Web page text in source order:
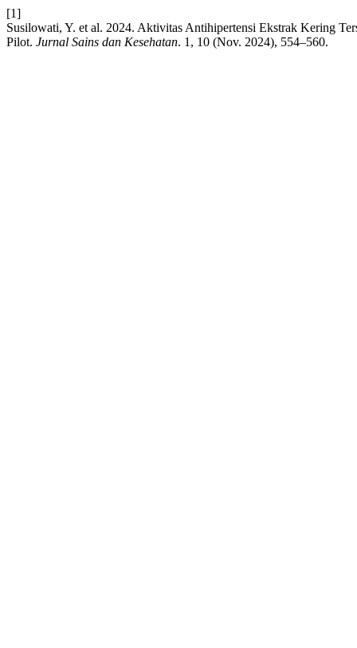
[1]
Susilowati, Y. et al. 2024. Aktivitas Antihipertensi Ekstrak Kering
Pilot. Jurnal Sains dan Kesehatan. 1, 10 (Nov. 2024), 554–560.